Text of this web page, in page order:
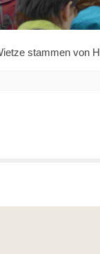
stammen von